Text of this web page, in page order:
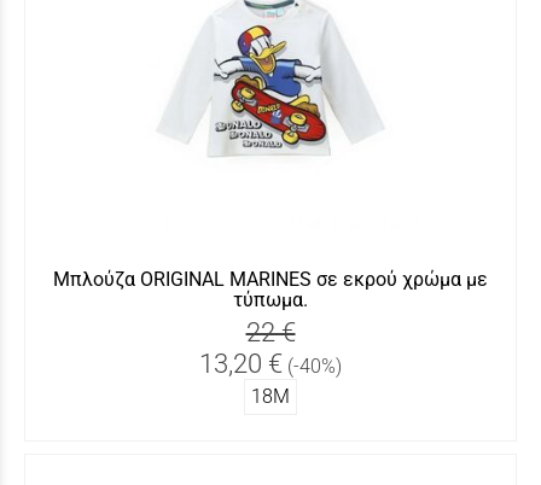
Μπλούζα ORIGINAL MARINES σε εκρού χρώμα με
τύπωμα.
22 €
13,20 € (-40%)
18Μ